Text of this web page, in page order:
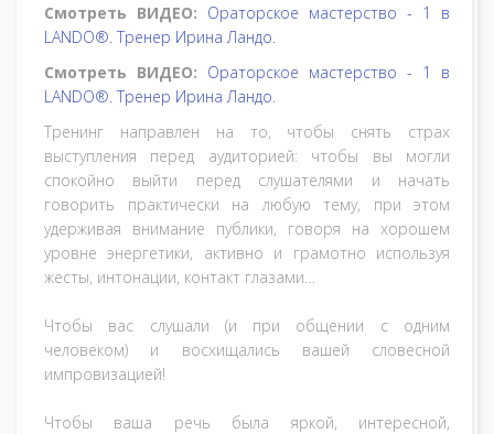
Смотреть ВИДЕО: Ораторское мастерство - 1 в
LANDO®. Тренер Ирина Ландо.
Смотреть ВИДЕО: Ораторское мастерство - 1 в
LANDO®. Тренер Ирина Ландо.
Тренинг направлен на то, чтобы снять страх
выступления перед аудиторией: чтобы вы могли
спокойно выйти перед слушателями и начать
говорить практически на любую тему, при этом
удерживая внимание публики, говоря на хорошем
уровне энергетики, активно и грамотно используя
жесты, интонации, контакт глазами…
Чтобы вас слушали (и при общении с одним
человеком) и восхищались вашей словесной
импровизацией!
Чтобы ваша речь была яркой, интересной,